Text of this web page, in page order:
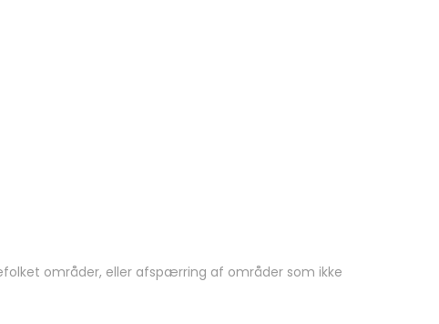
områder, eller afspærring af områder som ikke